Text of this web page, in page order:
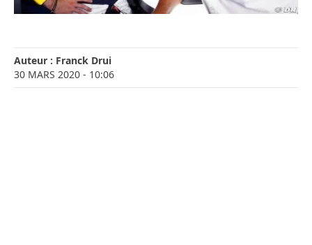
Auteur : Franck Drui
30 MARS 2020 - 10:06